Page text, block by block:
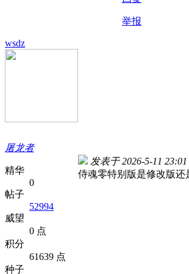
举报
wsdz
屠龙者
精华
0
帖子
52994
威望
0 点
积分
61639 点
种子
发表于 2026-5-11
侍魂零特别版是修改版还